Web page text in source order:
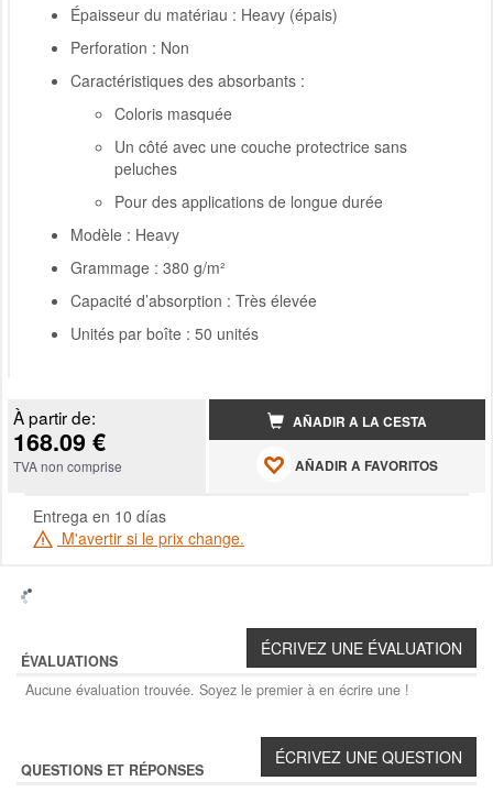
Épaisseur du matériau : Heavy (épais)
Perforation : Non
Caractéristiques des absorbants :
Coloris masquée
Un côté avec une couche protectrice sans
peluches
Pour des applications de longue durée
Modèle : Heavy
Grammage : 380 g/m²
Capacité d’absorption : Très élevée
Unités par boîte : 50 unités
À partir de:
168.09 €
TVA non comprise
AÑADIR A LA CESTA
AÑADIR A FAVORITOS
Entrega en 10 días
M'avertir si le prix change.
ÉVALUATIONS
Aucune évaluation trouvée. Soyez le premier à en écrire une !
QUESTIONS ET RÉPONSES